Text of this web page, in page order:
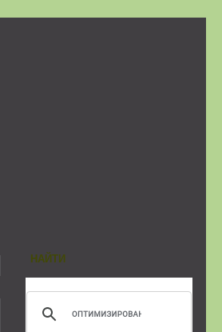
НАЙТИ